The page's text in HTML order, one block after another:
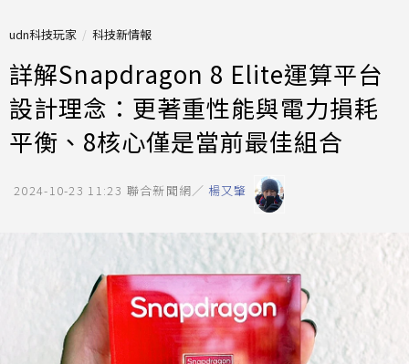
udn科技玩家 科技新情報
詳解Snapdragon 8 Elite運算平台
設計理念：更著重性能與電力損耗
平衡、8核心僅是當前最佳組合
2024-10-23 11:23 聯合新聞網／ 楊又肇